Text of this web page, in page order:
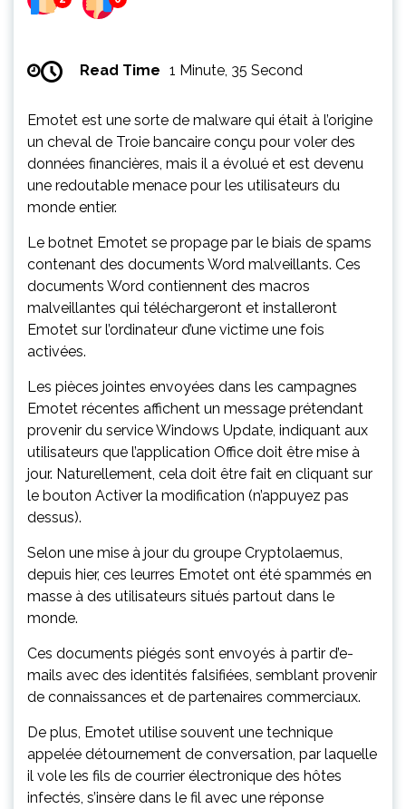
Read Time 1 Minute, 35 Second
Emotet est une sorte de malware qui était à l’origine
un cheval de Troie bancaire conçu pour voler des
données financières, mais il a évolué et est devenu
une redoutable menace pour les utilisateurs du
monde entier.
Le botnet Emotet se propage par le biais de spams
contenant des documents Word malveillants. Ces
documents Word contiennent des macros
malveillantes qui téléchargeront et installeront
Emotet sur l’ordinateur d’une victime une fois
activées.
Les pièces jointes envoyées dans les campagnes
Emotet récentes affichent un message prétendant
provenir du service Windows Update, indiquant aux
utilisateurs que l’application Office doit être mise à
jour. Naturellement, cela doit être fait en cliquant sur
le bouton Activer la modification (n’appuyez pas
dessus).
Selon une mise à jour du groupe Cryptolaemus,
depuis hier, ces leurres Emotet ont été spammés en
masse à des utilisateurs situés partout dans le
monde.
Ces documents piégés sont envoyés à partir d’e-
mails avec des identités falsifiées, semblant provenir
de connaissances et de partenaires commerciaux.
De plus, Emotet utilise souvent une technique
appelée détournement de conversation, par laquelle
il vole les fils de courrier électronique des hôtes
infectés, s’insère dans le fil avec une réponse